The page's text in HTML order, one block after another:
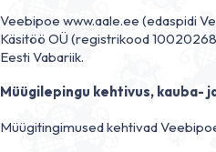
Veebipoe www.aale.ee (edaspidi
Käsitöö OÜ (registrikood
Eesti Vabariik.
Müügilepingu kehtivus, kauba-
Müügitingimused kehtivad